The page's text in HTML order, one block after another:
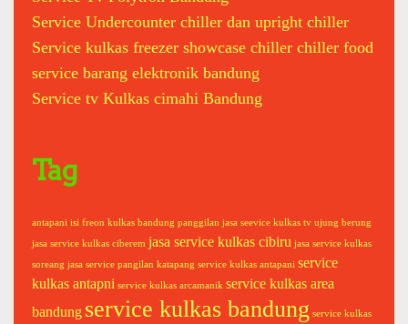
r
:
Service Undercounter chiller dan upright chiller
Service kulkas freezer showcase chiller chiller food
service barang elektronik bandung
Service tv Kulkas cimahi Bandung
Tag
antapani isi freon kulkas bandung panggilan jasa seevice kulkas tv ujung berung
jasa service kulkas ciberem jasa service kulkas cibiru jasa service kulkas
soreang jasa service pangilan katapang service kulkas antapani service
kulkas antapni service kulkas arcamanik service kulkas area
bandung service kulkas bandung service kulkas